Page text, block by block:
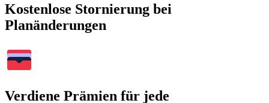
Kostenlose Stornierung bei
Planänderungen
Verdiene Prämien für jede